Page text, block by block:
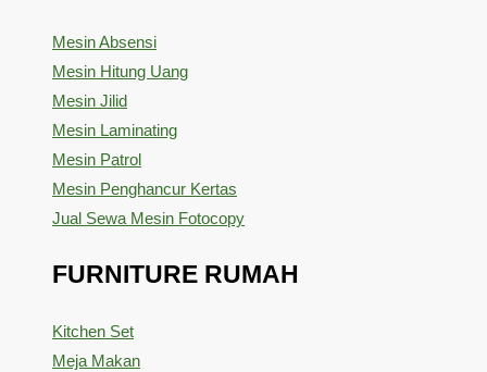
Mesin Absensi
Mesin Hitung Uang
Mesin Jilid
Mesin Laminating
Mesin Patrol
Mesin Penghancur Kertas
Jual Sewa Mesin Fotocopy
FURNITURE RUMAH
Kitchen Set
Meja Makan